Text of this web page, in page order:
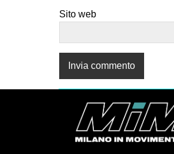
Sito web